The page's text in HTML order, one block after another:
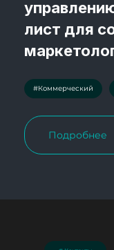
лист для
#Коммерческий
Подробнее